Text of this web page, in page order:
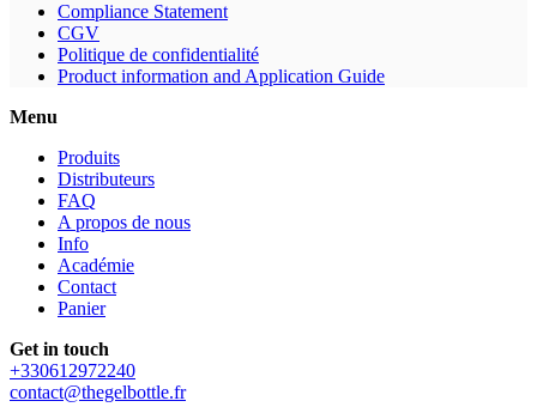
Compliance Statement
CGV
Politique de confidentialité
Product information and Application Guide
Menu
Produits
Distributeurs
FAQ
A propos de nous
Info
Académie
Contact
Panier
Get in touch
+330612972240
contact@thegelbottle.fr